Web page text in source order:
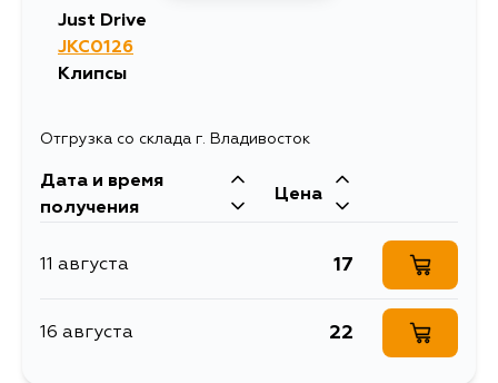
Just Drive
JKC0126
Клипсы
Отгрузка со склада г. Владивосток
Дата и время
получения
Цена
11 августа 17
16 августа 22